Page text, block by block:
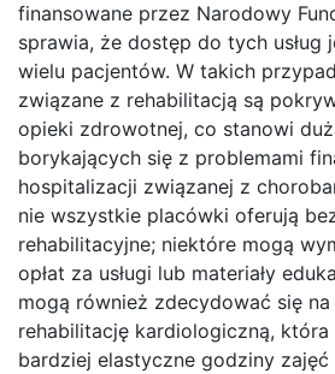
finansowane przez Narodowy
sprawia, że dostęp do tych usług
wielu pacjentów. W takich
związane z rehabilitacją są
opieki zdrowotnej, co stanowi
borykających się z problemami
hospitalizacji związanej z
nie wszystkie placówki oferują
rehabilitacyjne; niektóre mogą
opłat za usługi lub materiały
mogą również zdecydować się
rehabilitację kardiologiczną,
bardziej elastyczne godziny